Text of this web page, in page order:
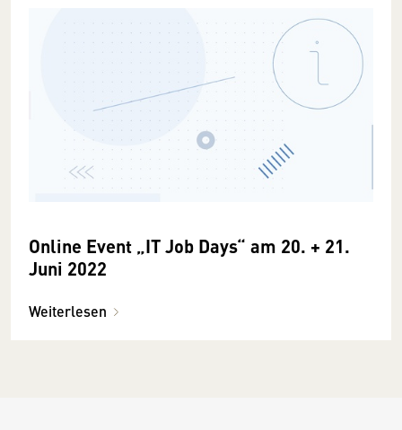
Online Event „IT Job Days“ am 20. + 21.
Juni 2022
Weiterlesen